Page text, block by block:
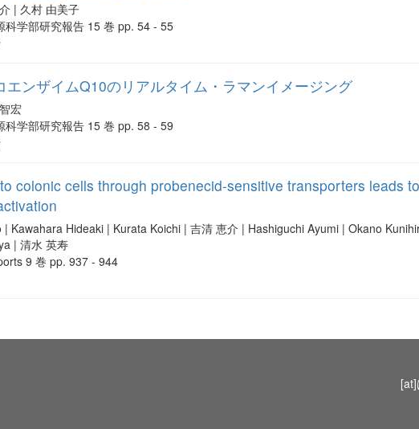
| 久村 由美子
科学部研究報告 15 巻 pp. 54 - 55
ンザイムQ10のリアルタイム・ラマンイメージング
宏
科学部研究報告 15 巻 pp. 58 - 59
colonic cells through probenecid-sensitive transporters leads
| Kawahara Hideaki | Kurata Koichi | 吉清 恵介 | Hashiguchi Ayumi | Okano
| 清水 英寿
9 巻 pp. 937 - 944